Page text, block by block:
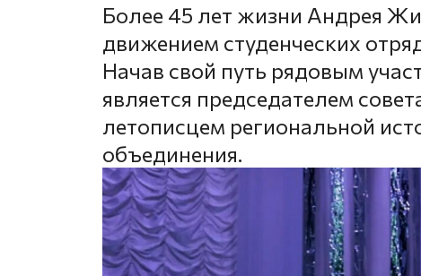
Более 45 лет жизни Андрея
движением студенческих
Начав свой путь рядовым
является председателем
летописцем региональной
объединения.